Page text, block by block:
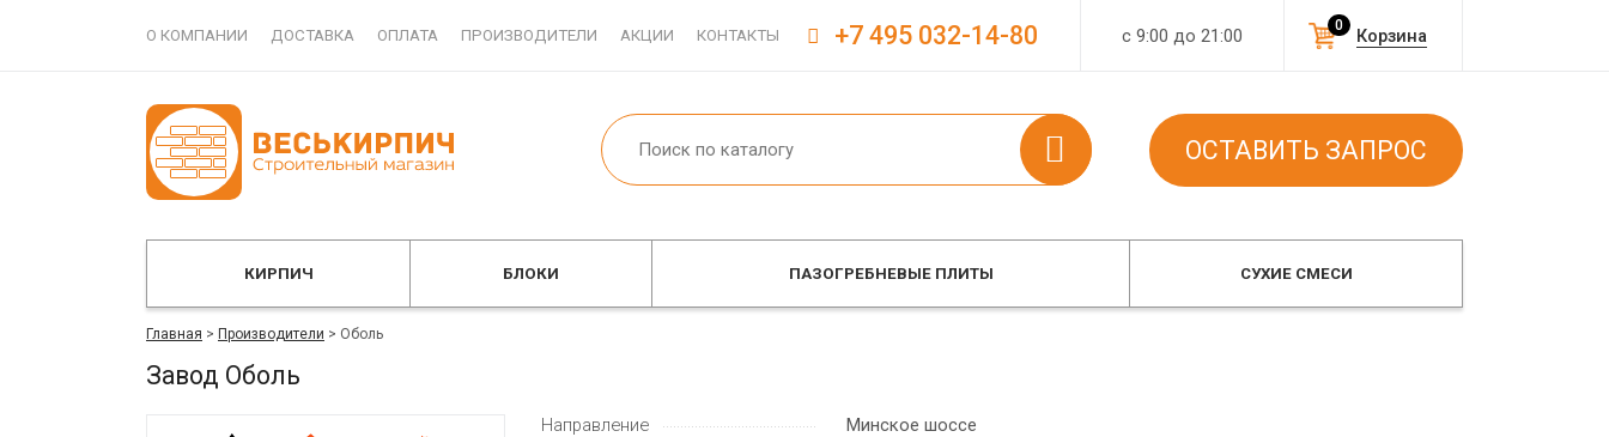
О КОМПАНИИ ДОСТАВКА ОПЛАТА ПРОИЗВОДИТЕЛИ АКЦИИ КОНТАКТЫ с 9:00 до 21:00 Корзина
0
+7 495 032-14-80
ОСТАВИТЬ ЗАПРОС
КИРПИЧ БЛОКИ ПАЗОГРЕБНЕВЫЕ ПЛИТЫ СУХИЕ СМЕСИ
Главная > Производители > Оболь
Завод Оболь
Направление
Минское шоссе